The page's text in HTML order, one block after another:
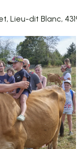
Lieu-dit Blanc,